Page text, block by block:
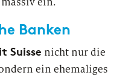
Banken
Suisse nicht nur die
ein ehemaliges